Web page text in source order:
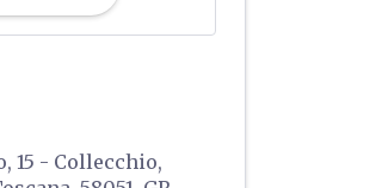
15 - Collecchio,